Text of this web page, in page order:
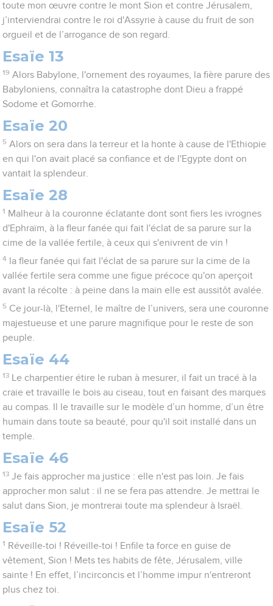
toute mon œuvre contre le mont Sion et contre Jérusalem,
j’interviendrai contre le roi d'Assyrie à cause du fruit de son
orgueil et de l’arrogance de son regard.
Esaïe 13
19 Alors Babylone, l'ornement des royaumes, la fière parure des
Babyloniens, connaîtra la catastrophe dont Dieu a frappé
Sodome et Gomorrhe.
Esaïe 20
5 Alors on sera dans la terreur et la honte à cause de l'Ethiopie
en qui l'on avait placé sa confiance et de l'Egypte dont on
vantait la splendeur.
Esaïe 28
1 Malheur à la couronne éclatante dont sont fiers les ivrognes
d'Ephraïm, à la fleur fanée qui fait l'éclat de sa parure sur la
cime de la vallée fertile, à ceux qui s'enivrent de vin !
4
la fleur fanée qui fait l'éclat de sa parure sur la cime de la
vallée fertile sera comme une figue précoce qu'on aperçoit
avant la récolte : à peine dans la main elle est aussitôt avalée.
5 Ce jour-là, l'Eternel, le maître de l’univers, sera une couronne
majestueuse et une parure magnifique pour le reste de son
peuple.
Esaïe 44
13
Le charpentier étire le ruban à mesurer, il fait un tracé à la
craie et travaille le bois au ciseau, tout en faisant des marques
au compas. Il le travaille sur le modèle d’un homme, d’un être
humain dans toute sa beauté, pour qu'il soit installé dans un
temple.
Esaïe 46
13 Je fais approcher ma justice : elle n'est pas loin. Je fais
approcher mon salut : il ne se fera pas attendre. Je mettrai le
salut dans Sion, je montrerai toute ma splendeur à Israël.
Esaïe 52
1 Réveille-toi ! Réveille-toi ! Enfile ta force en guise de
vêtement, Sion ! Mets tes habits de fête, Jérusalem, ville
sainte ! En effet, l’incirconcis et l’homme impur n'entreront
plus chez toi.